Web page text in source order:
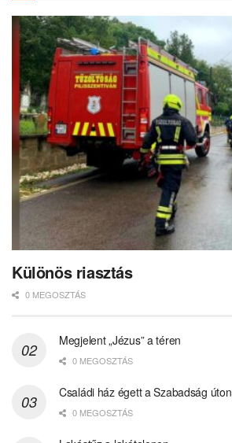
Különös riasztás
0 MEGOSZTÁS
Megjelent „Jézus” a téren
0 MEGOSZTÁS
Családi ház égett a Szabadság úton
0 MEGOSZTÁS